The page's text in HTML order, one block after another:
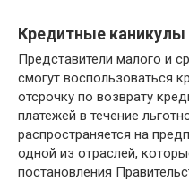
Кредитные
Представители малого и
смогут воспользоваться
отсрочку по возврату
платежей в течение
распространяется на
одной из отраслей,
постановления